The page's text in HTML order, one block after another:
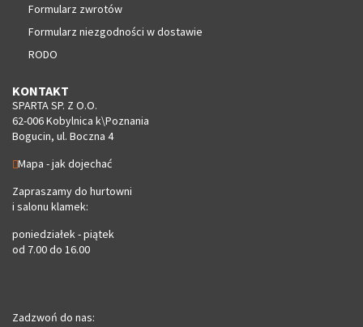
Formularz zwrotów
Formularz niezgodności w dostawie
RODO
KONTAKT
SPARTA SP. Z O.O.
62-006 Kobylnica k\Poznania
Bogucin, ul. Boczna 4
Mapa - jak dojechać
Zapraszamy do hurtowni
i salonu klamek:
poniedziałek - piątek
od 7.00 do 16.00
Zadzwoń do nas: